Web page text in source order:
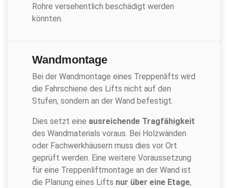
Rohre versehentlich beschädigt werden
könnten.
Wandmontage
Bei der Wandmontage eines Treppenlifts wird
die Fahrschiene des Lifts nicht auf den
Stufen, sondern an der Wand befestigt.
Dies setzt eine ausreichende Tragfähigkeit
des Wandmaterials voraus. Bei Holzwänden
oder Fachwerkhäusern muss dies vor Ort
geprüft werden. Eine weitere Voraussetzung
für eine Treppenliftmontage an der Wand ist
die Planung eines Lifts nur über eine Etage,